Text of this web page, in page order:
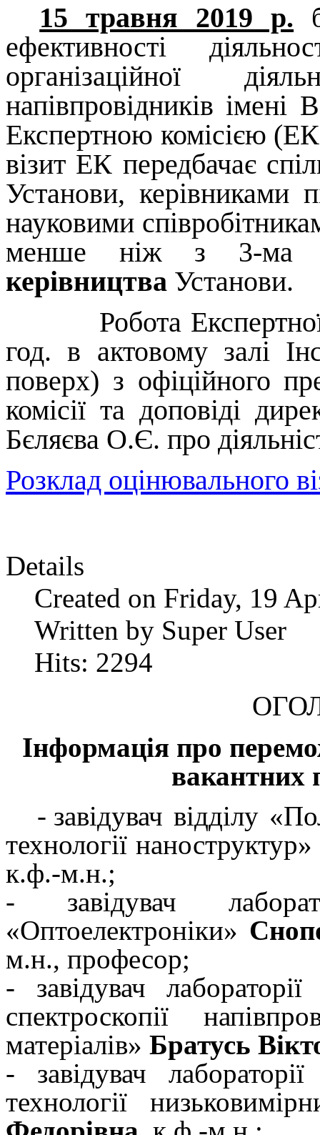
15 травня 2019 р.
ефективності
організаційної
напівпровідників
Експертною комісією
візит ЕК передбачає
Установи, керівниками
науковими
менше ніж з 3-ма
керівництва Установи.
Робота
год. в актовому залі
поверх) з офіційного
комісії та доповіді
Бєляєва О.Є. про
Розклад оцінювального
Details
Created on Friday, 19
Written by Super User
Hits: 2294
Інформація про
вакантних
- завідувач відділу
технології наноструктур»
к.ф.-м.н.;
- завідувач
«Оптоелектроніки»
м.н., професор;
- завідувач
спектроскопії
матеріалів» Братусь
- завідувач
технології